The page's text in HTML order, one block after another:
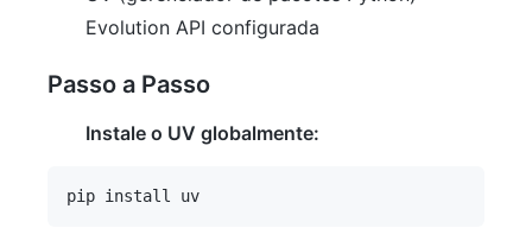
Evolution API configurada
Passo a Passo
Instale o UV globalmente: